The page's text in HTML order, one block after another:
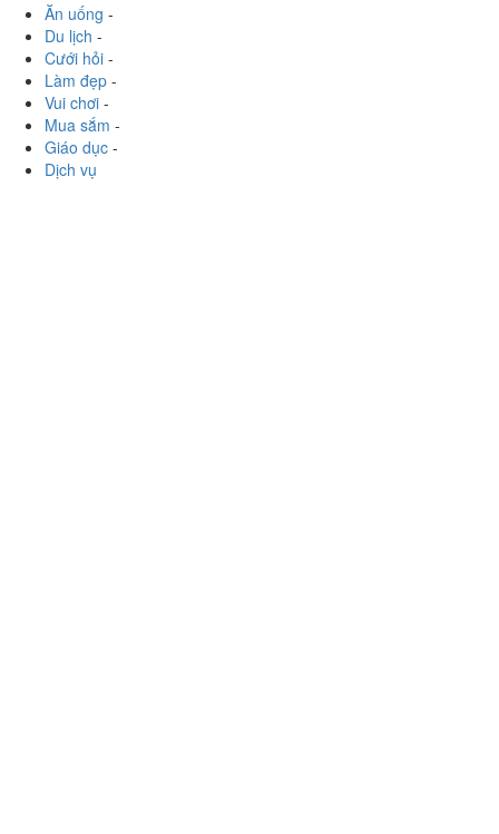
Ăn uống -
Du lịch -
Cưới hỏi -
Làm đẹp -
Vui chơi -
Mua sắm -
Giáo dục -
Dịch vụ